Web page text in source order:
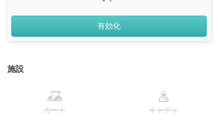
有効化
施設
カート キャディ